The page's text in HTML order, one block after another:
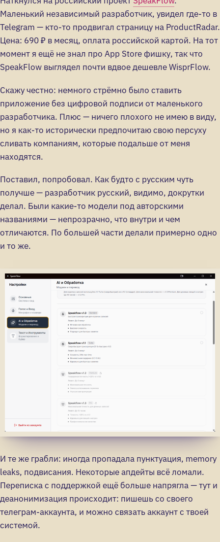
Маленький независимый разработчик, увидел где-то в
Telegram — кто-то продвигал страницу на ProductRadar.
Цена: 690 ₽ в месяц, оплата российской картой. На тот
момент я ещё не знал про App Store фишку, так что
SpeakFlow выглядел почти вдвое дешевле WisprFlow.
Скажу честно: немного стрёмно было ставить
приложение без цифровой подписи от маленького
разработчика. Плюс — ничего плохого не имею в виду,
но я как-то исторически предпочитаю свою персуху
сливать компаниям, которые подальше от меня
находятся.
Поставил, попробовал. Как будто с русским чуть
получше — разработчик русский, видимо, докрутки
делал. Были какие-то модели под авторскими
названиями — непрозрачно, что внутри и чем
отличаются. По большей части делали примерно одно
и то же.
И те же грабли: иногда пропадала пунктуация, memory
leaks, подвисания. Некоторые апдейты всё ломали.
Переписка с поддержкой ещё больше напрягла — тут и
деанонимизация происходит: пишешь со своего
телеграм-аккаунта, и можно связать аккаунт с твоей
системой.